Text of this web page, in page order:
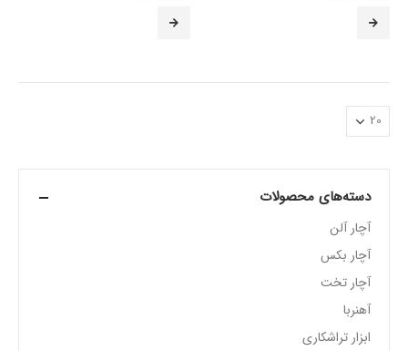
دسته‌های محصولات
آچار آلن
آچار بکس
آچار تخت
آهنربا
ابزار تراشکاری